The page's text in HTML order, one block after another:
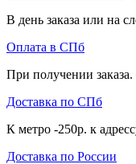
В день заказа или на
Оплата в СПб
При получении
Доставка по СПб
К метро -250р. к
Доставка по России